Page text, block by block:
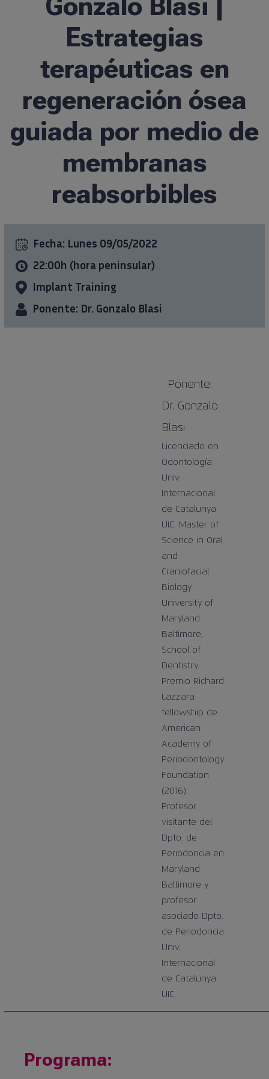
Ciencia al día
Casos clínicos
info@ticareimplants.com
Contacto
Información para pacientes
ES
Estrategias
terapéuticas en
regeneración ósea
guiada por medio de
membranas
reabsorbibles
Fecha: Lunes 09/05/2022
22:00h (hora peninsular)
Implant Training
Ponente: Dr. Gonzalo Blasi
Ponente:
Dr. Gonzalo
Blasi
Licenciado en
Odontología
Univ.
Internacional
de Catalunya
UIC. Master of
Science in Oral
and
Craniofacial
Biology
University of
Maryland
Baltimore,
School of
Dentistry.
Premio Richard
Lazzara
fellowship de
American
Academy of
Periodontology
Foundation
(2016).
Profesor
visitante del
Dpto. de
Periodoncia en
Maryland
Baltimore y
profesor
asociado Dpto.
de Periodoncia
Univ.
Internacional
de Catalunya
UIC.
Programa: